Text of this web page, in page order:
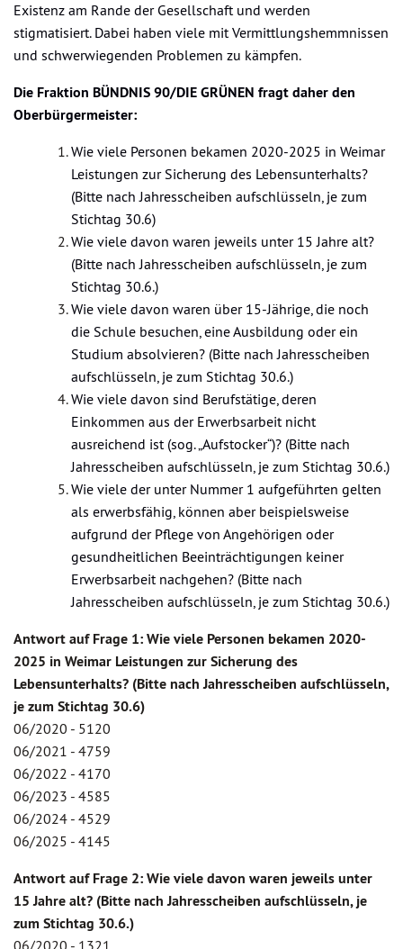
Existenz am Rande der Gesellschaft und werden
stigmatisiert. Dabei haben viele mit Vermittlungshemmnissen
und schwerwiegenden Problemen zu kämpfen.
Die Fraktion BÜNDNIS 90/DIE GRÜNEN fragt daher den
Oberbürgermeister:
Wie viele Personen bekamen 2020-2025 in Weimar
Leistungen zur Sicherung des Lebensunterhalts?
(Bitte nach Jahresscheiben aufschlüsseln, je zum
Stichtag 30.6)
Wie viele davon waren jeweils unter 15 Jahre alt?
(Bitte nach Jahresscheiben aufschlüsseln, je zum
Stichtag 30.6.)
Wie viele davon waren über 15-Jährige, die noch
die Schule besuchen, eine Ausbildung oder ein
Studium absolvieren? (Bitte nach Jahresscheiben
aufschlüsseln, je zum Stichtag 30.6.)
Wie viele davon sind Berufstätige, deren
Einkommen aus der Erwerbsarbeit nicht
ausreichend ist (sog. „Aufstocker“)? (Bitte nach
Jahresscheiben aufschlüsseln, je zum Stichtag 30.6.)
Wie viele der unter Nummer 1 aufgeführten gelten
als erwerbsfähig, können aber beispielsweise
aufgrund der Pflege von Angehörigen oder
gesundheitlichen Beeinträchtigungen keiner
Erwerbsarbeit nachgehen? (Bitte nach
Jahresscheiben aufschlüsseln, je zum Stichtag 30.6.)
Antwort auf Frage 1: Wie viele Personen bekamen 2020-
2025 in Weimar Leistungen zur Sicherung des
Lebensunterhalts? (Bitte nach Jahresscheiben aufschlüsseln,
je zum Stichtag 30.6)
06/2020 - 5120
06/2021 - 4759
06/2022 - 4170
06/2023 - 4585
06/2024 - 4529
06/2025 - 4145
Antwort auf Frage 2: Wie viele davon waren jeweils unter
15 Jahre alt? (Bitte nach Jahresscheiben aufschlüsseln, je
zum Stichtag 30.6.)
06/2020 - 1321